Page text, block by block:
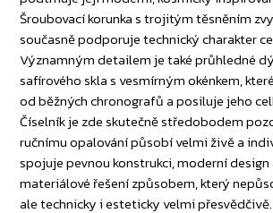
Šroubovací korunka s trojitým těsněním
současně podporuje technický charakter
Významným detailem je také průhledné
safírového skla s vesmírným okénkem,
od běžných chronografů a posiluje jeho
Číselník je zde skutečně středobodem
ručnímu opalování působí velmi živě a
spojuje pevnou konstrukci, moderní
materiálové řešení způsobem, který
ale technicky i esteticky velmi